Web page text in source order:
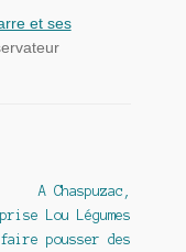
et ses
Article
suivant :
A Chaspuzac,
Lou Légumes
pousser des